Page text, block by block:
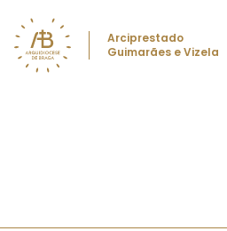
Arciprestado
Guimarães e Vizela